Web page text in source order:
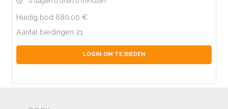
Huidig bod 680,00
Aantal biedingen 21
LOGIN OM TE BIEDEN